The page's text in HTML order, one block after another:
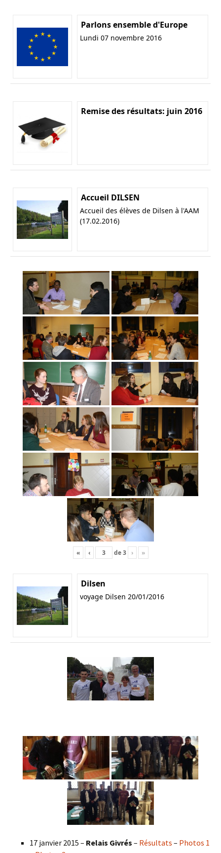
Parlons ensemble d'Europe
Lundi 07 novembre 2016
Remise des résultats: juin 2016
Accueil DILSEN
Accueil des élèves de Dilsen à l'AAM
(17.02.2016)
« ‹ de3 › »
Dilsen
voyage Dilsen 20/01/2016
17 janvier 2015 – Relais Givrés – Résultats – Photos 1